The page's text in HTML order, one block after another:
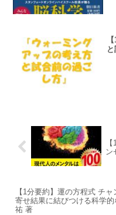
ン
【1分要約】運の方程式 チャ
寄せ結果に結びつける科学
祐 著